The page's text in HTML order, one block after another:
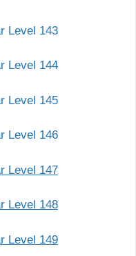
Level 143
Level 144
Level 145
Level 146
Level 147
Level 148
Level 149